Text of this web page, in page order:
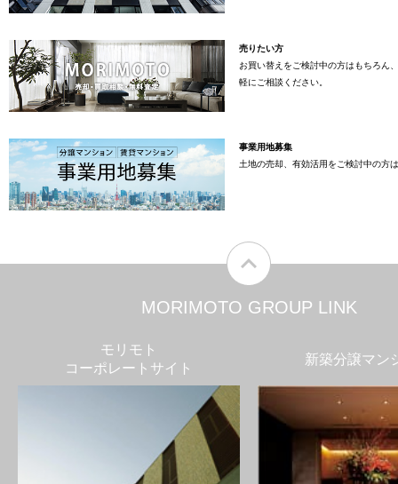
売りたい方
お買い替えをご検討中の方はもちろん
軽にご相談ください。
事業用地募集
土地の売却、有効活用をご検討中の方
MORIMOTO GROUP LINK
モリモト
コーポレートサイト
新築分譲マン